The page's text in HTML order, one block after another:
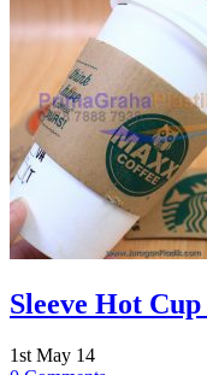
Sleeve Hot
1st May 14